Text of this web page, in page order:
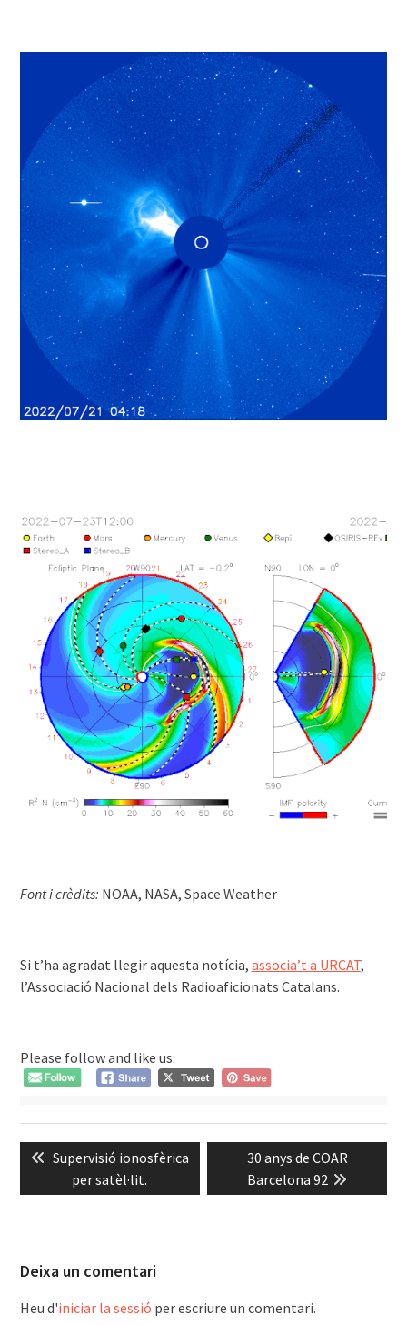
Font i crèdits: NOAA, NASA, Space Weather
Si t’ha agradat llegir aquesta notícia, associa’t a URCAT,
l’Associació Nacional dels Radioaficionats Catalans.
Please follow and like us:
Navegació
d'entrades
Previous
post:
Supervisió ionosfèrica
per satèl·lit.
Next
post:
30 anys de COAR
Barcelona 92
Deixa un comentari
Heu d'iniciar la sessió per escriure un comentari.